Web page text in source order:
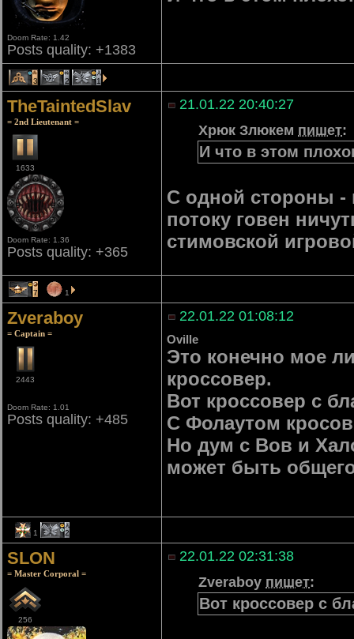
Doom Rate: 1.42
Posts quality: +1383
3 2 1
TheTaintedSlav
= 2nd Lieutenant =
1633
Doom Rate: 1.36
Posts quality: +365
21.01.22 20:40:27
Хрюк Злюкем пишет:
И что в этом
С одной стороны -
потоку говен
стимовской
7 1
Zveraboy
= Captain =
2443
Doom Rate: 1.01
Posts quality: +485
22.01.22 01:08:12
Oville
Это конечно мое
кроссовер.
Вот кроссовер с
С Фолаутом
Но дум с Вов и
может быть
1 2
SLON
= Master Corporal =
256
22.01.22 02:31:38
Zveraboy пишет:
Вот кроссовер с